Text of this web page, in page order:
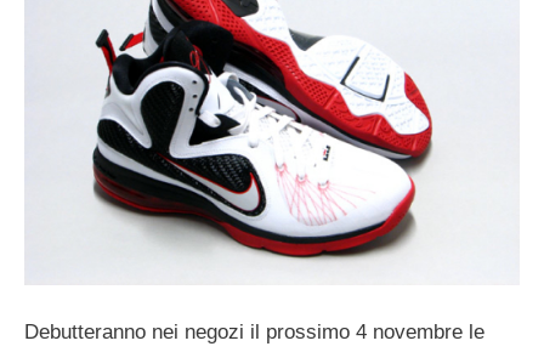
Debutteranno nei negozi il prossimo 4 novembre le